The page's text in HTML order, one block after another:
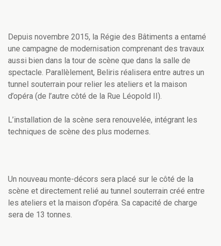
Depuis novembre 2015, la Régie des Bâtiments a entamé
une campagne de modernisation comprenant des travaux
aussi bien dans la tour de scène que dans la salle de
spectacle. Parallèlement, Beliris réalisera entre autres un
tunnel souterrain pour relier les ateliers et la maison
d’opéra (de l’autre côté de la Rue Léopold II).
L’installation de la scène sera renouvelée, intégrant les
techniques de scène des plus modernes.
Un nouveau monte-décors sera placé sur le côté de la
scène et directement relié au tunnel souterrain créé entre
les ateliers et la maison d’opéra. Sa capacité de charge
sera de 13 tonnes.